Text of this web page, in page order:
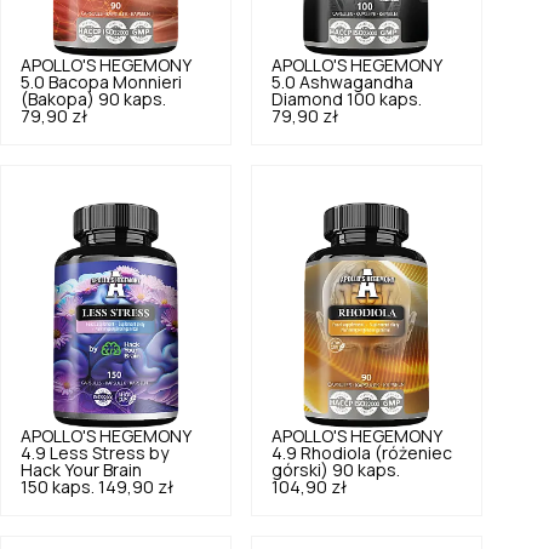
APOLLO'S HEGEMONY
5.0 Bacopa Monnieri
(Bakopa) 90 kaps.
79,90 zł
APOLLO'S HEGEMONY
5.0 Ashwagandha
Diamond 100 kaps.
79,90 zł
APOLLO'S HEGEMONY
4.9
Less Stress by
Hack Your Brain
150 kaps. 149,90 zł
APOLLO'S HEGEMONY
4.9 Rhodiola (różeniec
górski) 90 kaps.
104,90 zł